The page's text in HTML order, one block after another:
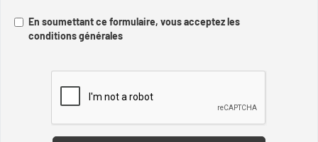
En soumettant ce formulaire, vous acceptez les
conditions générales